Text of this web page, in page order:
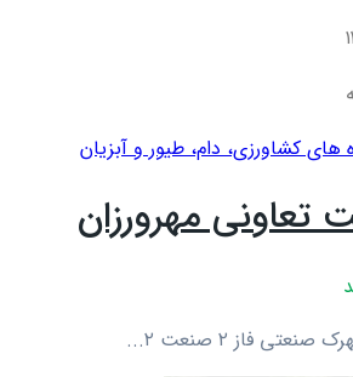
های کشاورزی، دام، طيور و آبزيان
تعاونی مهرورزان
فاز ۲ صنعت ۲...